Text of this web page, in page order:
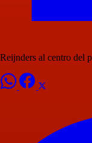
Reijnders al centro del